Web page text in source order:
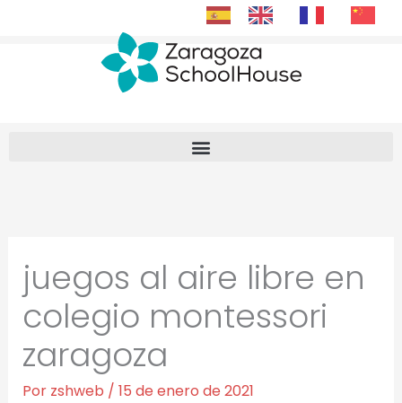
juegos al aire libre en
colegio montessori
zaragoza
Por zshweb / 15 de enero de 2021